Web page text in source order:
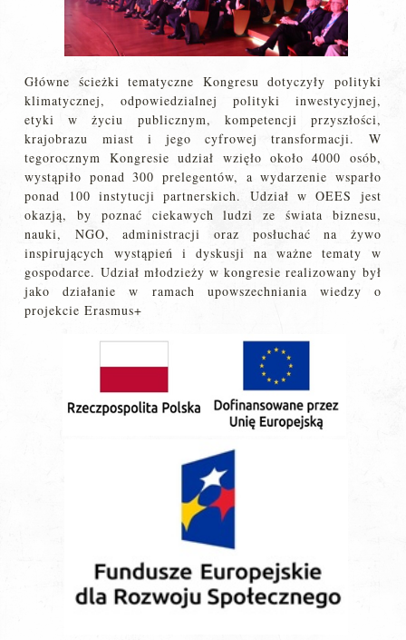
Główne ścieżki tematyczne Kongresu dotyczyły polityki
klimatycznej, odpowiedzialnej polityki inwestycyjnej,
etyki w życiu publicznym, kompetencji przyszłości,
krajobrazu miast i jego cyfrowej transformacji. W
tegorocznym Kongresie udział wzięło około 4000 osób,
wystąpiło ponad 300 prelegentów, a wydarzenie wsparło
ponad 100 instytucji partnerskich. Udział w OEES jest
okazją, by poznać ciekawych ludzi ze świata biznesu,
nauki, NGO, administracji oraz posłuchać na żywo
inspirujących wystąpień i dyskusji na ważne tematy w
gospodarce. Udział młodzieży w kongresie realizowany był
jako działanie w ramach upowszechniania wiedzy o
projekcie Erasmus+